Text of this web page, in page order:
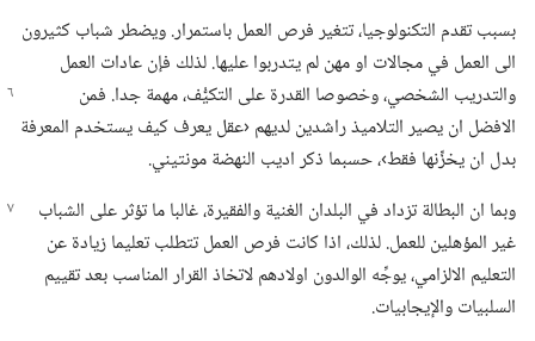
بسبب تقدم التكنولوجيا،‏ تتغير فرص العمل باستمرار.‏ ويضطر شباب كثيرون
الى العمل في مجالات او مهن لم يتدربوا عليها.‏ لذلك فإن عادات العمل
والتدريب الشخصي،‏ وخصوصا القدرةعلى التكيُّف،‏ مهمة جدا.‏ فمن
الافضل ان يصير التلاميذ راشدين لديهم ‹عقل يعرف كيف يستخدم المعرفة
بدل ان يخزِّنها فقط›،‏ حسبما ذكر اديب النهضة مونتيني.‏
وبما ان البطالة تزداد في البلدان الغنية والفقيرة،‏ غالبا ما تؤثر على الشباب
غير المؤهلين للعمل.‏ لذلك،‏ اذا كانت فرص العمل تتطلب تعليما زيادة عن
التعليم الالزامي،‏ يوجِّه الوالدون اولادهم لاتخاذ القرار المناسب بعد تقييم
السلبيات والإيجابيات.‏